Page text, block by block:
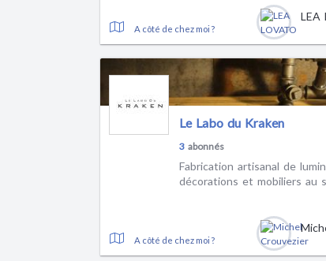
A côté de chez moi ?
LEA
Le Labo du Kraken
3 abonnés
Fabrication artisanal de
décorations et mobiliers au
A côté de chez moi ?